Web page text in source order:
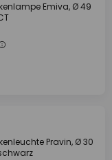
Emiva, Ø 49
Pravin, Ø 30